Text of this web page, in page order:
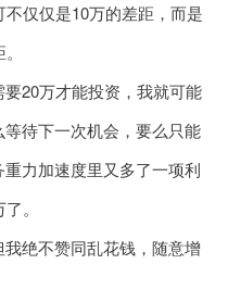
仅仅是10万的差距，而是
20万才能投资，我就可能
待下一次机会，要么只能
力加速度里又多了一项利
。
绝不赞同乱花钱，随意增